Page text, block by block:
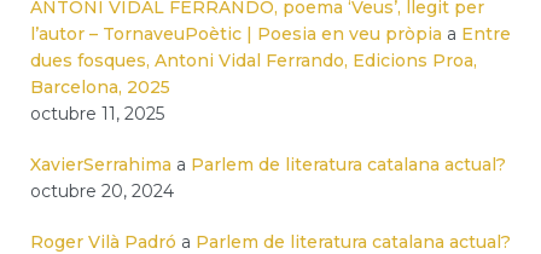
ANTONI VIDAL FERRANDO, poema ‘Veus’, llegit per
l’autor – TornaveuPoètic | Poesia en veu pròpia a Entre
dues fosques, Antoni Vidal Ferrando, Edicions Proa,
Barcelona, 2025
octubre 11, 2025
XavierSerrahima a Parlem de literatura catalana actual?
octubre 20, 2024
Roger Vilà Padró a Parlem de literatura catalana actual?